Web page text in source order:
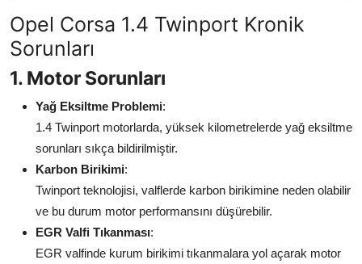
Dizel Sistemler
Multimedya & Elektronik
Opel Corsa 1.4 Twinport Kronik
Sorunları
1. Motor Sorunları
Yağ Eksiltme Problemi:
1.4 Twinport motorlarda, yüksek kilometrelerde yağ eksiltme
sorunları sıkça bildirilmiştir.
Karbon Birikimi:
Twinport teknolojisi, valflerde karbon birikimine neden olabilir
ve bu durum motor performansını düşürebilir.
EGR Valfi Tıkanması:
EGR valfinde kurum birikimi tıkanmalara yol açarak motor